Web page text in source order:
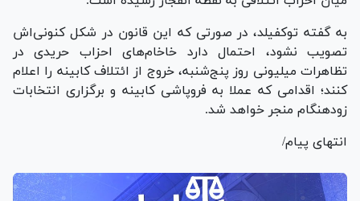
به گفته توکفیلد، در صورتی که این قانون در شکل کنونی‌اش
تصویب نشود، احتمال دارد خاخام‌های احزاب حریدی در
تظاهرات میلیونی روز پنج‌شنبه، خروج از ائتلاف کابینه را اعلام
کنند؛ اقدامی که عملا به فروپاشی کابینه و برگزاری انتخابات
زودهنگام منجر خواهد شد.
انتهای پیام/